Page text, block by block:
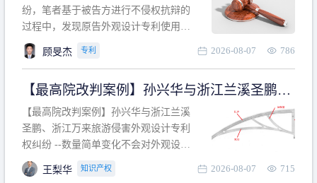
知或应知、是否有
纷，笔者基于被告方进行不侵权抗辩的
过程中，发现原告外观设计专利使用状
态参考图中的外观设计与被告涉案商品
的视觉效果存在显著区别。故就使用状
保护范围确定进行了研究，将办案体会
与研究过程记录如下： 简要结论： 笔者
提出使用状态参考图应以
顾旻杰 专利 2026-08-07 786
【最高院改判案例】孙兴华与浙江兰溪圣鹏、
浙江万来旅游侵害外观设计专利权纠纷
【最高院改判案例】孙兴华与浙江兰溪
圣鹏、浙江万来旅游侵害外观设计专利
权纠纷 --数量简单变化不会对外观设计
产生视觉影响，及现有设计抗辩与专利
无效再审改判可以执行回转 【承办律
王梨华 知识产权 2026-08-07 715